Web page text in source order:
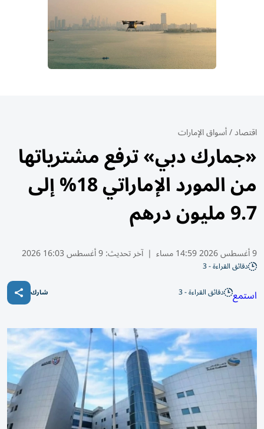
اقتصاد/أسواق الإمارات
«جمارك دبي» ترفع مشترياتها
من المورد الإماراتي 18% إلى
9.7 مليون درهم
9 أغسطس 2026 14:59 مساء | آخر تحديث:9 أغسطس 16:03 2026
دقائق القراءة - 3
استمع دقائق القراءة - 3 شارك